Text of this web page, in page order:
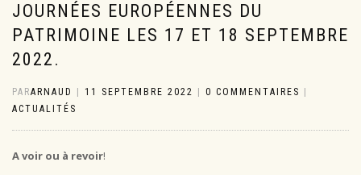
JOURNÉES EUROPÉENNES DU
PATRIMOINE LES 17 ET 18 SEPTEMBRE
2022.
PARARNAUD 11 SEPTEMBRE 2022 0 COMMENTAIRES
ACTUALITÉS
A voir ou à revoir!